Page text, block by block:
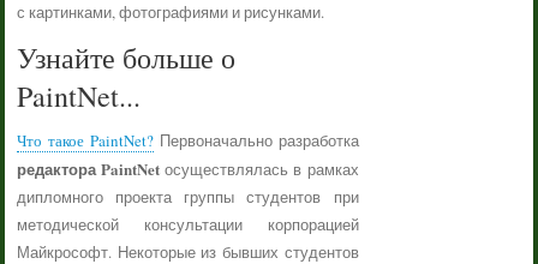
с картинками, фотографиями и рисунками.
Узнайте больше о
PaintNet...
Что такое PaintNet?Первоначально разработка
редактора PaintNet осуществлялась в рамках
дипломного проекта группы студентов при
методической консультации корпорацией
Майкрософт. Некоторые из бывших студентов